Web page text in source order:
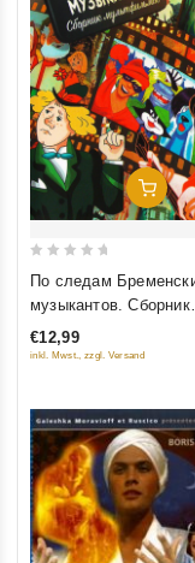
5
По следам
музыкантов. Сборник
мультфильмов.
отечественной
€12,99
inkl. Mwst., zzgl. Versand